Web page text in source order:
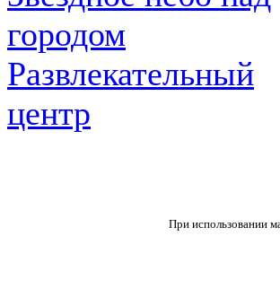
городом
Развлекательный
центр
При использовании